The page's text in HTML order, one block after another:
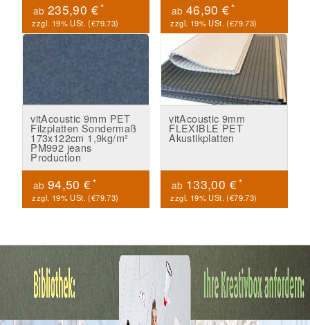
ab 235,90 €*
zzgl. 19% USt. (€79.73)
ab 46,90 €*
zzgl. 19% USt. (€79.73)
vitAcoustic 9mm PET
Filzplatten Sondermaß
173x122cm 1,9kg/m²
PM992 jeans
Production
ab 94,50 €*
zzgl. 19% USt. (€79.73)
vitAcoustic 9mm
FLEXIBLE PET
Akustikplatten
ab 133,00 €*
zzgl. 19% USt. (€79.73)